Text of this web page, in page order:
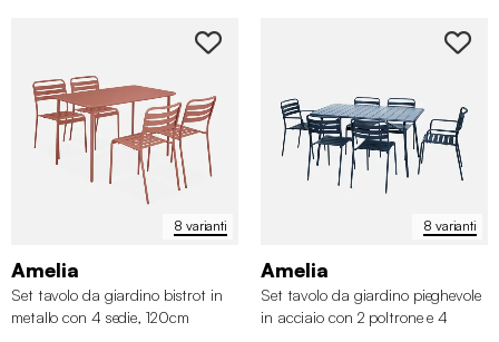
8 varianti
Amelia
Set tavolo da giardino bistrot in
metallo con 4 sedie, 120cm
8 varianti
Amelia
Set tavolo da giardino pieghevole
in acciaio con 2 poltrone e 4